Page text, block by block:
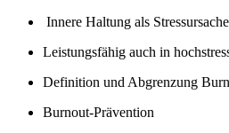
Innere Haltung als Stressursache
Leistungsfähig auch in
Definition und Abgrenzung
Burnout-Prävention